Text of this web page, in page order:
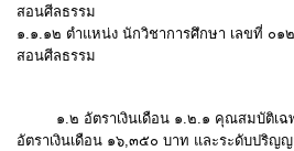
สอนศีลธรรม
๑.๑.๑๒ ตำแหน่ง นักวิชาการศึกษา เลขที่ ๐๑
สอนศีลธรรม
๑.๒ อัตราเงินเดือน ๑.๒.๑ คุณสมบัติเฉพ
อัตราเงินเดือน ๑๖,๓๕๐ บาท และระดับปริญ